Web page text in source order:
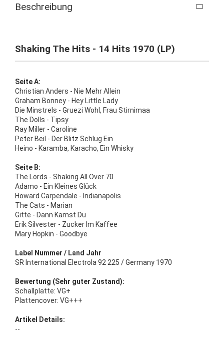
Beschreibung
Shaking The Hits - 14 Hits 1970 (LP)
Seite A:
Christian Anders - Nie Mehr Allein
Graham Bonney - Hey Little Lady
Die Minstrels - Gruezi Wohl, Frau Stirnimaa
The Dolls - Tipsy
Ray Miller - Caroline
Peter Beil - Der Blitz Schlug Ein
Heino - Karamba, Karacho, Ein Whisky
Seite B:
The Lords - Shaking All Over 70
Adamo - Ein Kleines Glück
Howard Carpendale - Indianapolis
The Cats - Marian
Gitte - Dann Kamst Du
Erik Silvester - Zucker Im Kaffee
Mary Hopkin - Goodbye
Label Nummer / Land Jahr
SR International Electrola 92 225 / Germany 1970
Bewertung (Sehr guter Zustand):
Schallplatte: VG+
Plattencover: VG+++
Artikel Details:
--